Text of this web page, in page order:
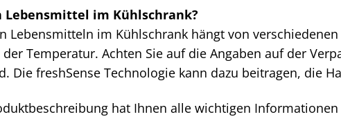
Lebensmittel im Kühlschrank?
Lebensmitteln im Kühlschrank hängt von
Temperatur. Achten Sie auf die Angaben auf der
Die freshSense Technologie kann dazu beitragen, die
hat Ihnen alle wichtigen Informationen